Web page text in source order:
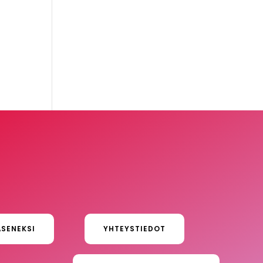
YHTEYSTIEDOT